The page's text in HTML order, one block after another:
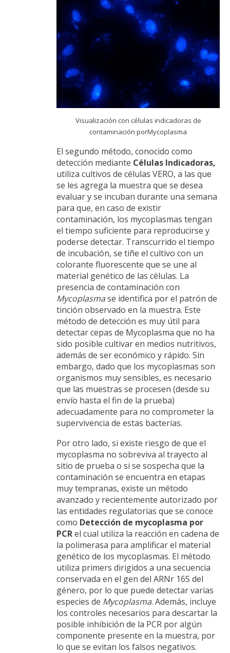
Visualización con células indicadoras de
contaminación porMycoplasma
El segundo método, conocido como
detección mediante Células Indicadoras,
utiliza cultivos de células VERO, a las que
se les agrega la muestra que se desea
evaluar y se incuban durante una semana
para que, en caso de existir
contaminación, los mycoplasmas tengan
el tiempo suficiente para reproducirse y
poderse detectar. Transcurrido el tiempo
de incubación, se tiñe el cultivo con un
colorante fluorescente que se une al
material genético de las células. La
presencia de contaminación con
Mycoplasmase identifica por el patrón de
tinción observado en la muestra. Este
método de detección es muy útil para
detectar cepas de Mycoplasma que no ha
sido posible cultivar en medios nutritivos,
además de ser económico y rápido. Sin
embargo, dado que los mycoplasmas son
organismos muy sensibles, es necesario
que las muestras se procesen (desde su
envío hasta el fin de la prueba)
adecuadamente para no comprometer la
supervivencia de estas bacterias.
Por otro lado, si existe riesgo de que el
mycoplasma no sobreviva al trayecto al
sitio de prueba o si se sospecha que la
contaminación se encuentra en etapas
muy tempranas, existe un método
avanzado y recientemente autorizado por
las entidades regulatorias que se conoce
como Detección de mycoplasma por
PCRel cual utiliza la reacción en cadena de
la polimerasa para amplificar el material
genético de los mycoplasmas. El método
utiliza primers dirigidos a una secuencia
conservada en el gen del ARNr 16S del
género, por lo que puede detectar varias
especies de Mycoplasma. Además, incluye
los controles necesarios para descartar la
posible inhibición de la PCR por algún
componente presente en la muestra, por
lo que se evitan los falsos negativos.